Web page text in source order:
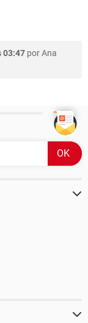
03:47 porAna